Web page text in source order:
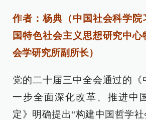
作者：杨典（中国社会科学院
国特色社会主义思想研究中
会学研究所副所长）
党的二十届三中全会通过的《
一步全面深化改革、推进中
定》明确提出“构建中国哲学